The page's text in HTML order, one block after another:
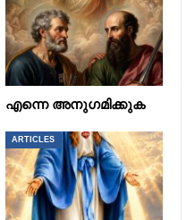
എന്നെ അനുഗമിക്കുക
ARTICLES